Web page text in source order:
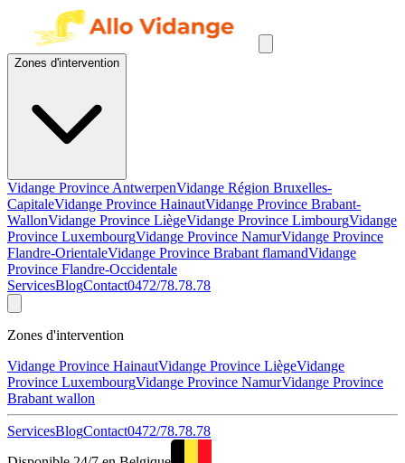
Zones d'intervention
Vidange Province AntwerpenVidange Région Bruxelles-
CapitaleVidange Province HainautVidange Province Brabant-
WallonVidange Province LiègeVidange Province LimbourgVidange
Province LuxembourgVidange Province NamurVidange Province
Flandre-OrientaleVidange Province Brabant flamandVidange
Province Flandre-Occidentale
ServicesBlogContact0472/78.78.78
Zones d'intervention
Vidange Province HainautVidange Province LiègeVidange
Province LuxembourgVidange Province NamurVidange Province
Brabant wallon
ServicesBlogContact0472/78.78.78